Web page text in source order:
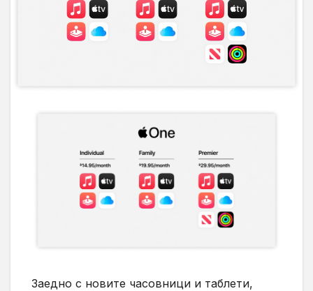
Заедно с новите часовници и таблети,